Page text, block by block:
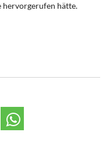
hervorgerufen hätte.